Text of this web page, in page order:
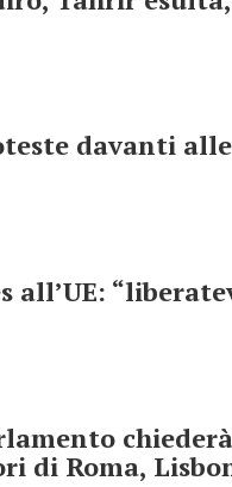
davanti
all’UE:
di Roma,